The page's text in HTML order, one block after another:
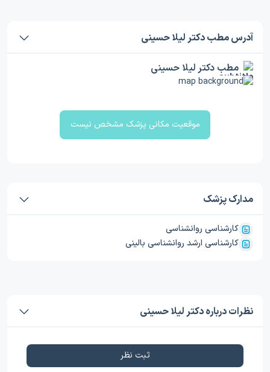
آدرس مطب دکتر لیلا حسینی
مطب دکتر لیلا حسینی
موقعیت مکانی پزشک مشخص نیست
مدارک پزشک
کارشناسی روانشناسی
کارشناسی ارشد روانشناسی بالینی
نظرات درباره دکتر لیلا حسینی
ثبت نظر